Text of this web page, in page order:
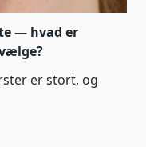
— hvad er
er stort, og